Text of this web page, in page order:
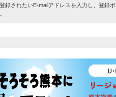
録されたいE-mailアドレスを入力し、登録